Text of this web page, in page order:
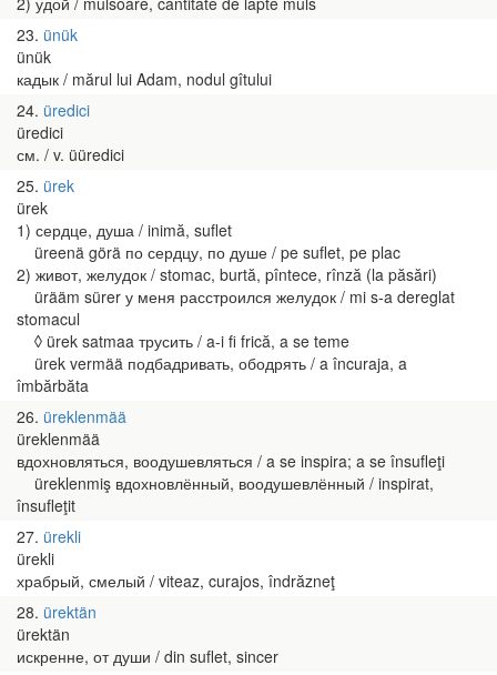
23 ünük
ünük
кадык / mărul lui Adam, nodul gîtului
24 üredici
üredici
см. / v. üüredici
25 ürek
ürek
1) сердце, душа / inimă, suflet
üreenä görä по сердцу, по душе / pe suflet, pe plac
2) живот, желудок / stomac, burtă, pîntece, rînză (la păsări)
ürääm sürer у меня расстроился желудок / mi s-a dereglat
stomacul
◊ ürek satmaa трусить / a-i fi frică, a se teme
ürek vermää подбадривать, ободрять / a încuraja, a
îmbărbăta
26 üreklenmää
üreklenmää
вдохновляться, воодушевляться / a se inspira; a se însufleţi
üreklenmiş вдохновлённый, воодушевлённый / inspirat,
însufleţit
27 ürekli
ürekli
храбрый, смелый / viteaz, curajos, îndrăzneţ
28 ürektän
ürektän
искренне, от души / din suflet, sincer